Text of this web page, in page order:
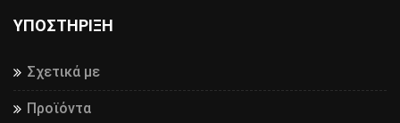
ΥΠΟΣΤΉΡΙΞΗ
Σχετικά με
Προϊόντα